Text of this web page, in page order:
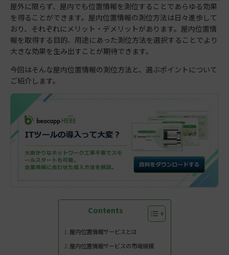
屋外に限らず、屋内でも位置情報を測位することであらゆる効果
を得ることができます。屋内位置情報の測位方法は日々進歩して
おり、それぞれにメリット・デメリットがあります。屋内位置情
報を取得する目的、用途にあった測位方法を選択することでより
大きな効果を生み出すことが期待できます。
今回はそんな屋内位置情報の測位方法と、選ぶポイントについて
ご紹介します。
Contents
屋内位置情報サービスとは
屋内位置情報サービスの市場規模